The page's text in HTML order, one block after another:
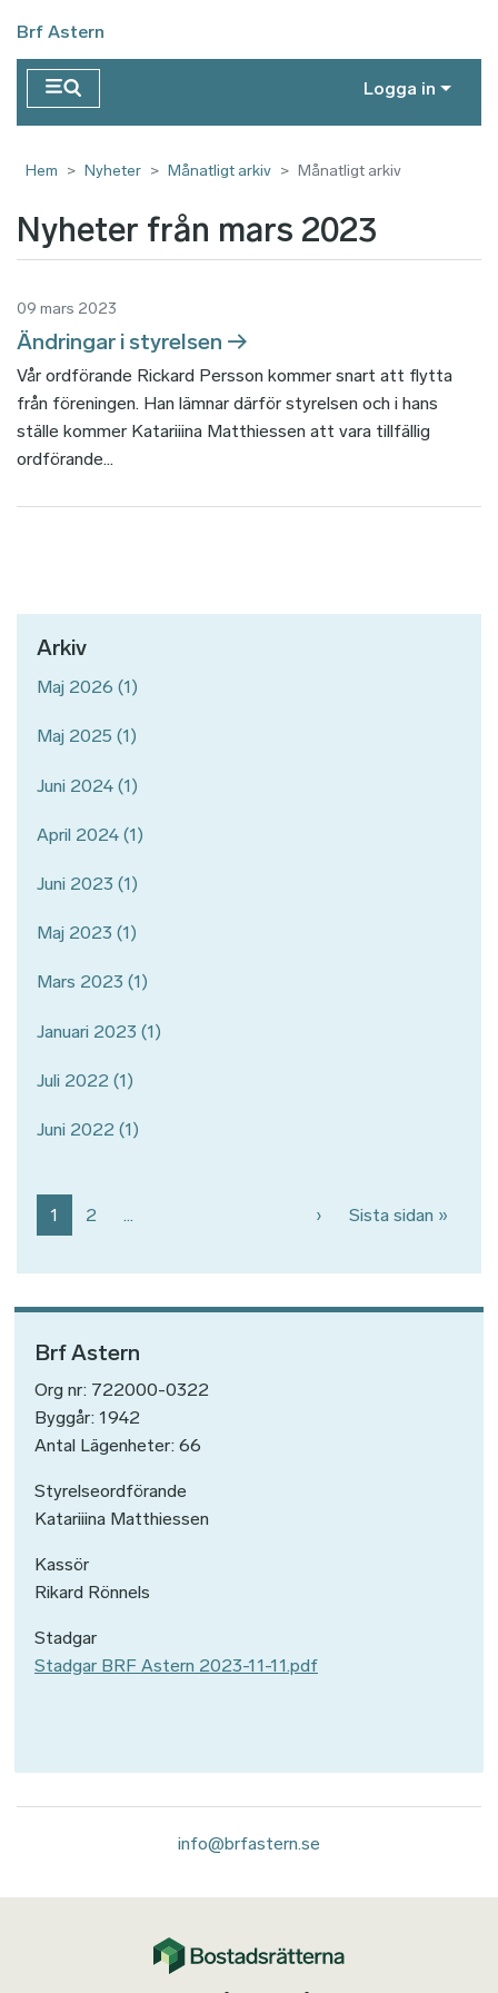
Brf Astern
Logga in
Hem Nyheter Månatligt arkiv Månatligt arkiv
Nyheter från mars 2023
09 mars 2023
Ändringar i styrelsen
Vår ordförande Rickard Persson kommer snart att flytta
från föreningen. Han lämnar därför styrelsen och i hans
ställe kommer Katariiina Matthiessen att vara tillfällig
ordförande...
Arkiv
Maj 2026 (1)
Maj 2025 (1)
Juni 2024 (1)
April 2024 (1)
Juni 2023 (1)
Maj 2023 (1)
Mars 2023 (1)
Januari 2023 (1)
Juli 2022 (1)
Juni 2022 (1)
Paginering
1 2 … › Nästa sida
Sista sidan »
Brf Astern
Org nr: 722000-0322
Byggår: 1942
Antal Lägenheter: 66
Styrelseordförande
Katariiina Matthiessen
Kassör
Rikard Rönnels
Stadgar
Stadgar BRF Astern 2023-11-11.pdf
info@brfastern.se